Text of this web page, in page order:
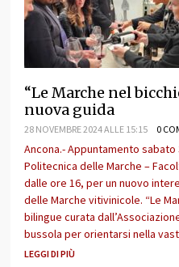
“Le Marche nel
nuova guida
28 NOVEMBRE 2024 ALLE 15:15 0
Ancona.- Appuntamento
Politecnica delle Marche –
dalle ore 16, per un nuovo
delle Marche vitivinicole. “Le
bilingue curata
bussola per orientarsi nella
LEGGI DI PIÙ